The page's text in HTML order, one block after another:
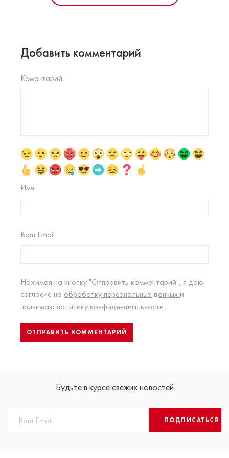
Добавить комментарий
Коментарий
Имя
Ваш Email
Нажимая на кнопку "Отправить комментарий", я даю
согласие на обработку персональных данных и
принимаю политику конфиденциальности.
Будьте в курсе свежих новостей
ПОДПИСАТЬСЯ